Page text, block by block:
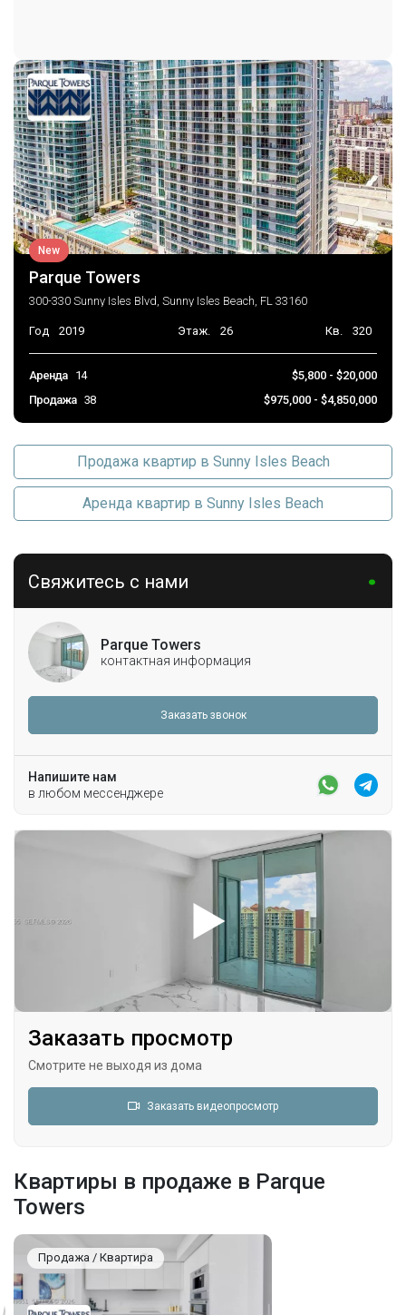
New
Parque Towers
300-330 Sunny Isles Blvd, Sunny Isles Beach, FL 33160
Год 2019 Этаж. 26 Кв. 320
Аренда 14
$5,800 - $20,000
Продажа 38 $975,000 - $4,850,000
Продажа квартир в Sunny Isles Beach
Аренда квартир в Sunny Isles Beach
Свяжитесь с нами
Parque Towers
контактная информация
Заказать звонок
Напишите нам
в любом мессенджере
Заказать просмотр
Смотрите не выходя из дома
Заказать видеопросмотр
Квартиры в продаже в Parque
Towers
Продажа / Квартира